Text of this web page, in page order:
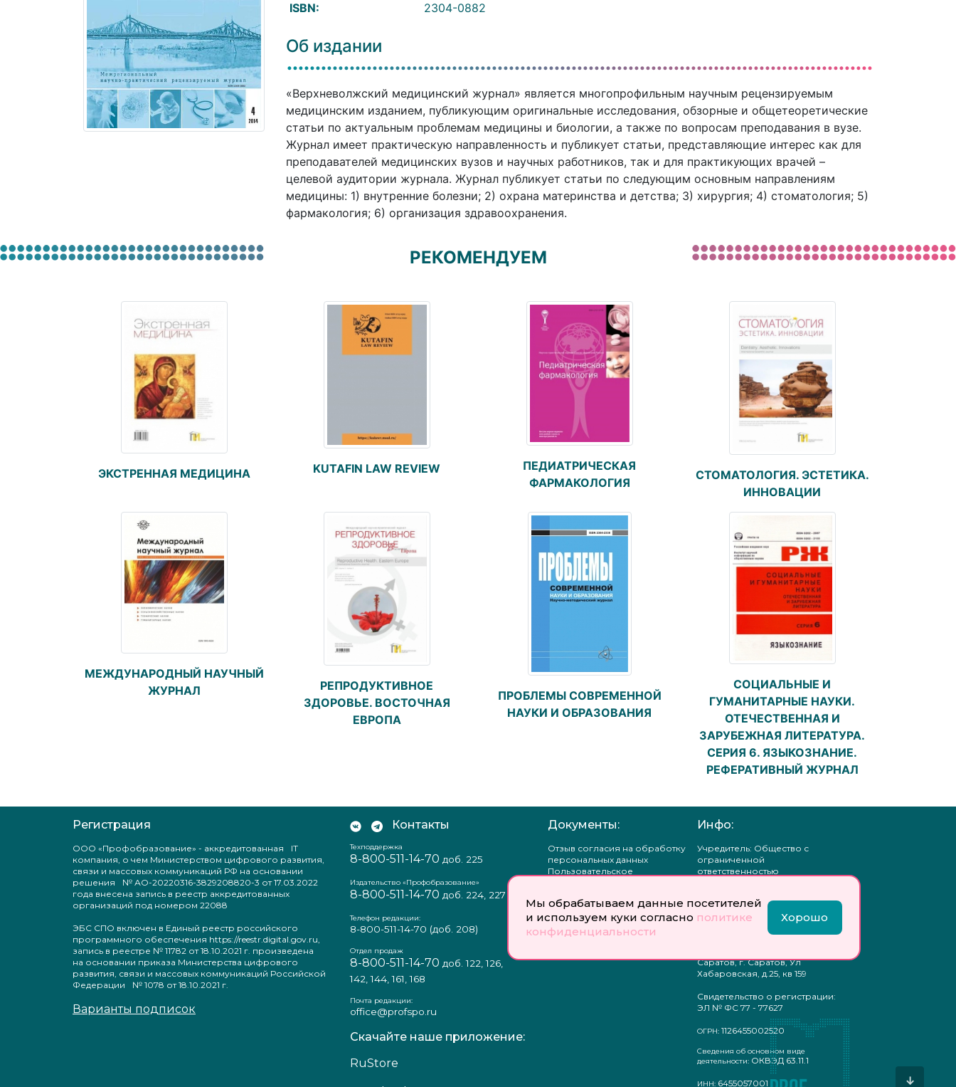
Мы обрабатываем данные посетителей
и используем куки согласно политике
конфиденциальности
Хорошо
ISBN:
2304-0882
Об издании
«Верхневолжский медицинский журнал» является многопрофильным научным рецензируемым
медицинским изданием, публикующим оригинальные исследования, обзорные и общетеоретические
статьи по актуальным проблемам медицины и биологии, а также по вопросам преподавания в вузе.
Журнал имеет практическую направленность и публикует статьи, представляющие интерес как для
преподавателей медицинских вузов и научных работников, так и для практикующих врачей –
целевой аудитории журнала. Журнал публикует статьи по следующим основным направлениям
медицины: 1) внутренние болезни; 2) охрана материнства и детства; 3) хирургия; 4) стоматология; 5)
фармакология; 6) организация здравоохранения.
РЕКОМЕНДУЕМ
ЭКСТРЕННАЯ МЕДИЦИНА KUTAFIN LAW REVIEW
ПЕДИАТРИЧЕСКАЯ
ФАРМАКОЛОГИЯ
СТОМАТОЛОГИЯ. ЭСТЕТИКА.
ИННОВАЦИИ
МЕЖДУНАРОДНЫЙ НАУЧНЫЙ
ЖУРНАЛ
РЕПРОДУКТИВНОЕ
ЗДОРОВЬЕ. ВОСТОЧНАЯ
ЕВРОПА
ПРОБЛЕМЫ СОВРЕМЕННОЙ
НАУКИ И ОБРАЗОВАНИЯ
СОЦИАЛЬНЫЕ И
ГУМАНИТАРНЫЕ НАУКИ.
ОТЕЧЕСТВЕННАЯ И
ЗАРУБЕЖНАЯ ЛИТЕРАТУРА.
СЕРИЯ 6. ЯЗЫКОЗНАНИЕ.
РЕФЕРАТИВНЫЙ ЖУРНАЛ
Регистрация
ООО «Профобразование» - аккредитованная IT
компания, о чем Министерством цифрового развития,
связи и массовых коммуникаций РФ на основании
решения № АО-20220316-3829208820-3 от 17.03.2022
года внесена запись в реестр аккредитованных
организаций под номером 22088
ЭБС СПО включен в Единый реестр российского
программного обеспечения https://reestr.digital.gov.ru,
запись в реестре № 11782 от 18.10.2021 г. произведена
на основании приказа Министерства цифрового
развития, связи и массовых коммуникаций Российской
Федерации № 1078 от 18.10.2021 г.
Варианты подписок
Контакты
Техподдержка
8-800-511-14-70 доб. 225
Издательство «Профобразование»
8-800-511-14-70 доб. 224, 227
Телефон редакции:
8-800-511-14-70 (доб. 208)
Отдел продаж
8-800-511-14-70 доб. 122, 126,
142, 144, 161, 168
Почта редакции:
office@profspo.ru
Скачайте наше приложение:
RuStore
Документы:
Отзыв согласия на обработку
персональных данных
Пользовательское
конфиденциальности
Положение о защите
персональных данных
Согласие на обработку
Инфо:
Учредитель: Общество с
ограниченной
ответственностью
Главный редактор: Богатырева
Е. А.
Саратов, г. Саратов, Ул
Хабаровская, д.25, кв 159
Свидетельство о регистрации:
ЭЛ № ФС 77 - 77627
ОГРН: 1126455002520
Сведения об основном виде
деятельности: ОКВЭД 63.11.1
ИНН: 6455057001 ↓